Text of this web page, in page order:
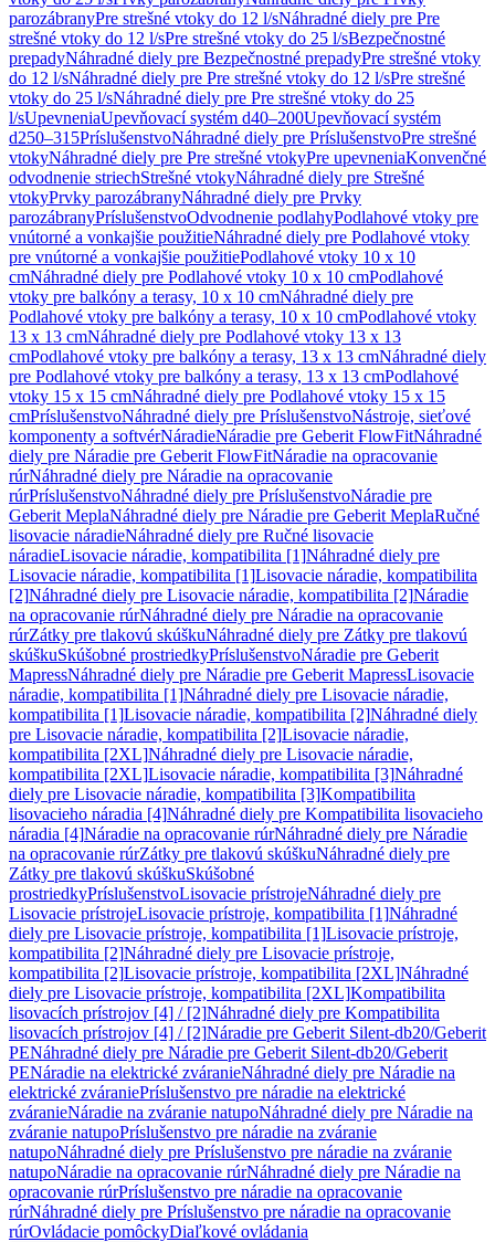
parozábranyPre strešné vtoky do 12 l/sNáhradné diely pre Pre
strešné vtoky do 12 l/sPre strešné vtoky do 25 l/sBezpečnostné
prepadyNáhradné diely pre Bezpečnostné prepadyPre strešné vtoky
do 12 l/sNáhradné diely pre Pre strešné vtoky do 12 l/sPre strešné
vtoky do 25 l/sNáhradné diely pre Pre strešné vtoky do 25
l/sUpevneniaUpevňovací systém d40–200Upevňovací systém
d250–315PríslušenstvoNáhradné diely pre PríslušenstvoPre strešné
vtokyNáhradné diely pre Pre strešné vtokyPre upevneniaKonvenčné
odvodnenie striechStrešné vtokyNáhradné diely pre Strešné
vtokyPrvky parozábranyNáhradné diely pre Prvky
parozábranyPríslušenstvoOdvodnenie podlahyPodlahové vtoky pre
vnútorné a vonkajšie použitieNáhradné diely pre Podlahové vtoky
pre vnútorné a vonkajšie použitiePodlahové vtoky 10 x 10
cmNáhradné diely pre Podlahové vtoky 10 x 10 cmPodlahové
vtoky pre balkóny a terasy, 10 x 10 cmNáhradné diely pre
Podlahové vtoky pre balkóny a terasy, 10 x 10 cmPodlahové vtoky
13 x 13 cmNáhradné diely pre Podlahové vtoky 13 x 13
cmPodlahové vtoky pre balkóny a terasy, 13 x 13 cmNáhradné diely
pre Podlahové vtoky pre balkóny a terasy, 13 x 13 cmPodlahové
vtoky 15 x 15 cmNáhradné diely pre Podlahové vtoky 15 x 15
cmPríslušenstvoNáhradné diely pre PríslušenstvoNástroje, sieťové
komponenty a softvérNáradieNáradie pre Geberit FlowFitNáhradné
diely pre Náradie pre Geberit FlowFitNáradie na opracovanie
rúrNáhradné diely pre Náradie na opracovanie
rúrPríslušenstvoNáhradné diely pre PríslušenstvoNáradie pre
Geberit MeplaNáhradné diely pre Náradie pre Geberit MeplaRučné
lisovacie náradieNáhradné diely pre Ručné lisovacie
náradieLisovacie náradie, kompatibilita [1]Náhradné diely pre
Lisovacie náradie, kompatibilita [1]Lisovacie náradie, kompatibilita
[2]Náhradné diely pre Lisovacie náradie, kompatibilita [2]Náradie
na opracovanie rúrNáhradné diely pre Náradie na opracovanie
rúrZátky pre tlakovú skúškuNáhradné diely pre Zátky pre tlakovú
skúškuSkúšobné prostriedkyPríslušenstvoNáradie pre Geberit
MapressNáhradné diely pre Náradie pre Geberit MapressLisovacie
náradie, kompatibilita [1]Náhradné diely pre Lisovacie náradie,
kompatibilita [1]Lisovacie náradie, kompatibilita [2]Náhradné diely
pre Lisovacie náradie, kompatibilita [2]Lisovacie náradie,
kompatibilita [2XL]Náhradné diely pre Lisovacie náradie,
kompatibilita [2XL]Lisovacie náradie, kompatibilita [3]Náhradné
diely pre Lisovacie náradie, kompatibilita [3]Kompatibilita
lisovacieho náradia [4]Náhradné diely pre Kompatibilita lisovacieho
náradia [4]Náradie na opracovanie rúrNáhradné diely pre Náradie
na opracovanie rúrZátky pre tlakovú skúškuNáhradné diely pre
Zátky pre tlakovú skúškuSkúšobné
prostriedkyPríslušenstvoLisovacie prístrojeNáhradné diely pre
Lisovacie prístrojeLisovacie prístroje, kompatibilita [1]Náhradné
diely pre Lisovacie prístroje, kompatibilita [1]Lisovacie prístroje,
kompatibilita [2]Náhradné diely pre Lisovacie prístroje,
kompatibilita [2]Lisovacie prístroje, kompatibilita [2XL]Náhradné
diely pre Lisovacie prístroje, kompatibilita [2XL]Kompatibilita
lisovacích prístrojov [4] / [2]Náhradné diely pre Kompatibilita
lisovacích prístrojov [4] / [2]Náradie pre Geberit Silent-db20/Geberit
PENáhradné diely pre Náradie pre Geberit Silent-db20/Geberit
PENáradie na elektrické zváranieNáhradné diely pre Náradie na
elektrické zváraniePríslušenstvo pre náradie na elektrické
zváranieNáradie na zváranie natupoNáhradné diely pre Náradie na
zváranie natupoPríslušenstvo pre náradie na zváranie
natupoNáhradné diely pre Príslušenstvo pre náradie na zváranie
natupoNáradie na opracovanie rúrNáhradné diely pre Náradie na
opracovanie rúrPríslušenstvo pre náradie na opracovanie
rúrNáhradné diely pre Príslušenstvo pre náradie na opracovanie
rúrOvládacie pomôckyDiaľkové ovládania